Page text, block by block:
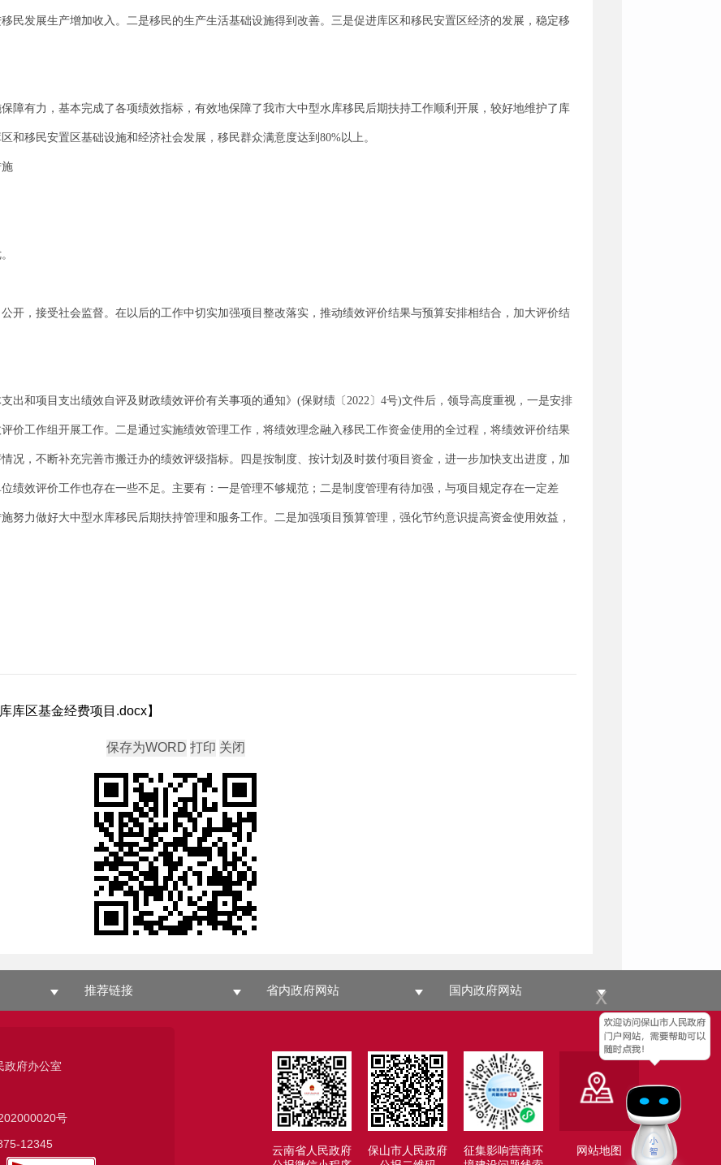
x
民发展生产增加收入。二是移民的生产生活基础设施得到改善。三是促进库区和移民安置区经济的发展，稳定移
障有力，基本完成了各项绩效指标，有效地保障了我市大中型水库移民后期扶持工作顺利开展，较好地维护了库
和移民安置区基础设施和经济社会发展，移民群众满意度达到80%以上。
开，接受社会监督。在以后的工作中切实加强项目整改落实，推动绩效评价结果与预算安排相结合，加大评价结
支出和项目支出绩效自评及财政绩效评价有关事项的通知》(保财绩〔2022〕4号)文件后，领导高度重视，一是安排
价工作组开展工作。二是通过实施绩效管理工作，将绩效理念融入移民工作资金使用的全过程，将绩效评价结果
况，不断补充完善市搬迁办的绩效评级指标。四是按制度、按计划及时拨付项目资金，进一步加快支出进度，加
绩效评价工作也存在一些不足。主要有：一是管理不够规范；二是制度管理有待加强，与项目规定存在一定差
努力做好大中型水库移民后期扶持管理和服务工作。二是加强项目预算管理，强化节约意识提高资金使用效益，
库区基金经费项目.docx】
推荐链接 省内政府网站 国内政府网站
云南省人民政府
保山市人民政府
征集影响营商环
网站地图
政府办公室
号
12345